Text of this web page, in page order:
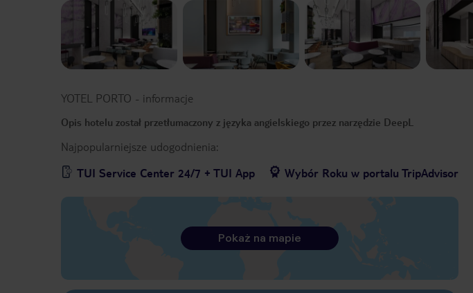
Previous slide
YOTEL PORTO - informacje
Opis hotelu został przetłumaczony z języka angielskiego przez narzędzie DeepL
Najpopularniejsze udogodnienia:
TUI Service Center 24/7 + TUI App
Wybór Roku w portalu TripAdvisor
Pokaż na mapie